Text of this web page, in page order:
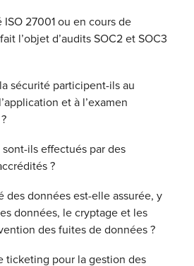
27001 ou en cours de
l’objet d’audits SOC2 et SOC3
sécurité participent-ils au
et à l’examen
sont-ils effectués par des
?
des données est-elle assurée, y
données, le cryptage et les
des fuites de données ?
ticketing pour la gestion des